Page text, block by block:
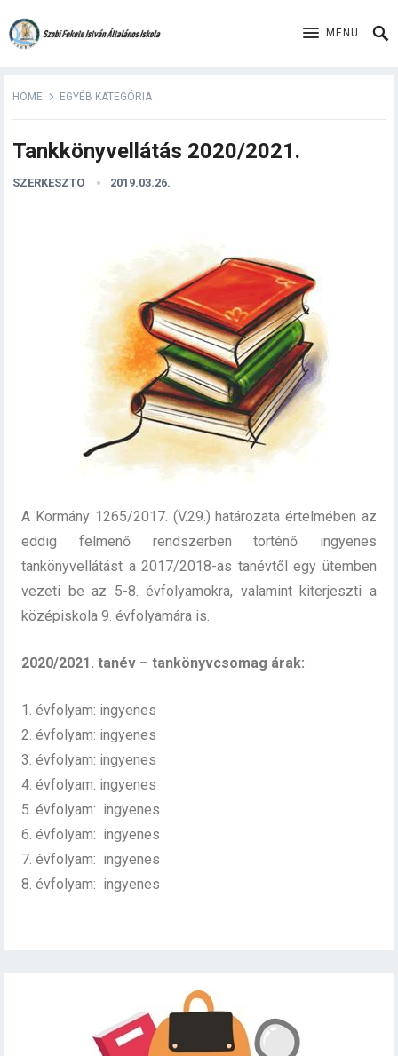
MENU
HOME EGYÉB KATEGÓRIA
Tankkönyvellátás 2020/2021.
SZERKESZTO 2019.03.26.
A Kormány 1265/2017. (V.29.) határozata értelmében az
eddig felmenő rendszerben történő ingyenes
tankönyvellátást a 2017/2018-as tanévtől egy ütemben
vezeti be az 5-8. évfolyamokra, valamint kiterjeszti a
középiskola 9. évfolyamára is.
2020/2021. tanév – tankönyvcsomag árak:
1. évfolyam: ingyenes
2. évfolyam: ingyenes
3. évfolyam: ingyenes
4. évfolyam: ingyenes
5. évfolyam: ingyenes
6. évfolyam: ingyenes
7. évfolyam: ingyenes
8. évfolyam: ingyenes